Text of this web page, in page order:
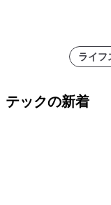
ライフ
テックの新着